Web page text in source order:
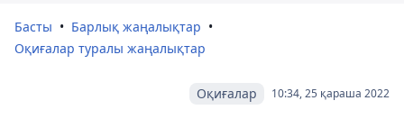
Басты
Барлық жаңалықтар
Оқиғалар туралы жаңалықтар
10:34, 25 қараша 2022
Оқиғалар